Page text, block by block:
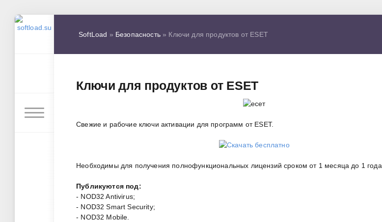
SoftLoad » Безопасность» Ключи для продуктов от ESET
Ключи для продуктов от ESET
Свежие и рабочие ключи активации для программ от ESET.
Необходимы для получения полнофункциональных лицензий сроком от 1 месяца до 1 года.
Публикуются под:
- NOD32 Antivirus;
- NOD32 Smart Security;
- NOD32 Mobile.